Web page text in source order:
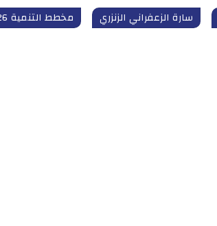
سارة الزعفراني الزنزري مخطط التنمية 2026-/2030